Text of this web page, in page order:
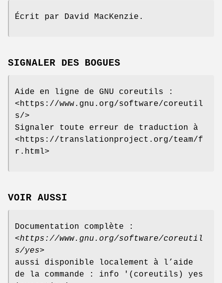
Écrit par David MacKenzie.
SIGNALER DES BOGUES
Aide en ligne de GNU coreutils :
<https://www.gnu.org/software/coreutil
s/>
Signaler toute erreur de traduction à
<https://translationproject.org/team/f
r.html>
VOIR AUSSI
Documentation complète :
<https://www.gnu.org/software/coreutil
s/yes>
aussi disponible localement à l’aide
de la commande : info '(coreutils) yes